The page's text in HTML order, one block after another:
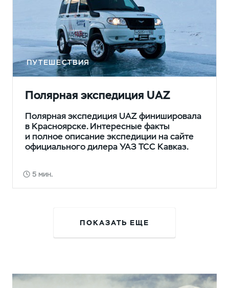
ПУТЕШЕСТВИЯ
Полярная экспедиция UAZ
Полярная экспедиция UAZ финишировала
в Красноярске. Интересные факты
и полное описание экспедиции на сайте
официального дилера УАЗ ТСС Кавказ.
5 мин.
ПОКАЗАТЬ ЕЩЕ